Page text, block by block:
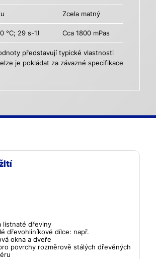
Zcela matný
°C; 29 s-1) Cca 1800 mPas
představují typické vlastnosti
je pokládat za závazné specifikace
listnaté dřeviny
dřevohliníkové dílce: např.
okna a dveře
povrchy rozměrově stálých dřevěných